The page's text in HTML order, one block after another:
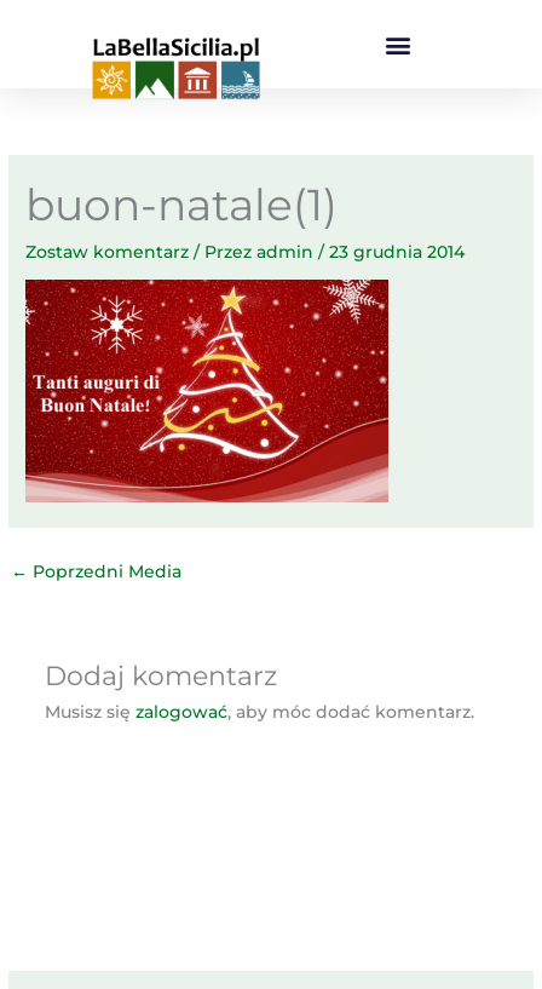
buon-natale(1)
Zostaw komentarz / Przezadmin/23 grudnia 2014
← Poprzedni Media
Dodaj komentarz
Musisz się zalogować, aby móc dodać komentarz.